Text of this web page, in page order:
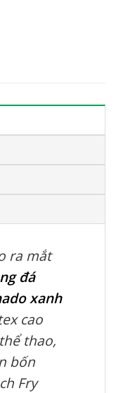
ra mắt
đá
xanh
cao
thao,
bốn
Fry